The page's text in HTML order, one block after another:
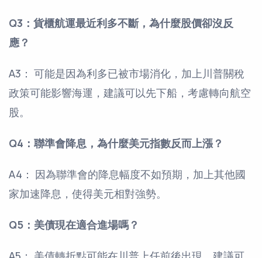
Q3：貨櫃航運最近利多不斷，為什麼股價卻沒反
應？
A3： 可能是因為利多已被市場消化，加上川普關稅
政策可能影響海運，建議可以先下船，考慮轉向航空
股。
Q4：聯準會降息，為什麼美元指數反而上漲？
A4： 因為聯準會的降息幅度不如預期，加上其他國
家加速降息，使得美元相對強勢。
Q5：美債現在適合進場嗎？